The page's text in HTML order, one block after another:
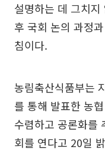
설명하는 데 그치
후 국회 논의 과정
침이다.
농림축산식품부는
를 통해 발표한 농
수렴하고 공론화를
회를 연다고 20일